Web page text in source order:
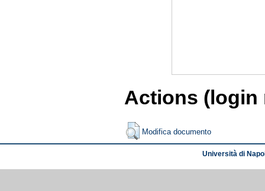
Actions (login
Modifica documento
Università di